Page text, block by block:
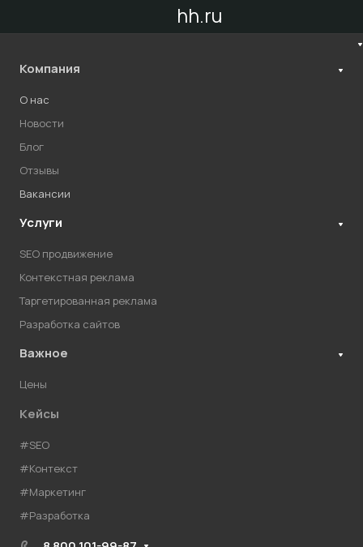
hh.ru
Компания
О нас
Новости
Блог
Отзывы
Вакансии
Услуги
SEO продвижение
Контекстная реклама
Таргетированная реклама
Разработка сайтов
Важное
Цены
Кейсы
#SEO
#Контекст
#Маркетинг
#Разработка